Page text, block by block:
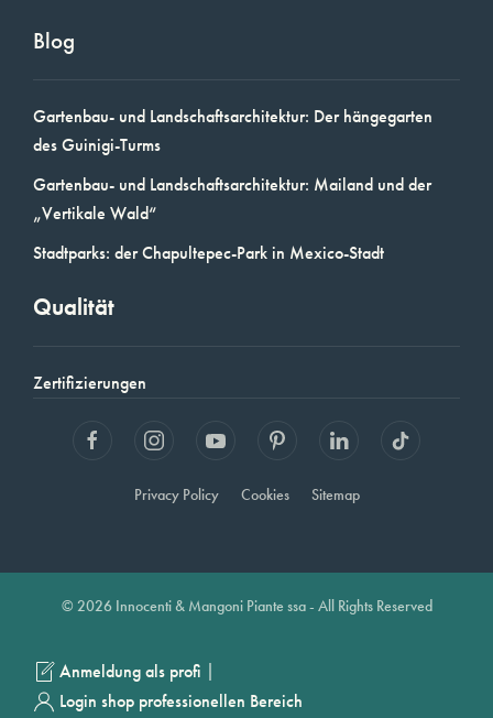
Blog
Gartenbau- und Landschaftsarchitektur: Der hängegarten
des Guinigi-Turms
Gartenbau- und Landschaftsarchitektur: Mailand und der
„Vertikale Wald“
Stadtparks: der Chapultepec-Park in Mexico-Stadt
Qualität
Zertifizierungen
Privacy Policy Cookies Sitemap
© 2026 Innocenti & Mangoni Piante ssa - All Rights Reserved
Anmeldung als profi |
Login shop professionellen Bereich